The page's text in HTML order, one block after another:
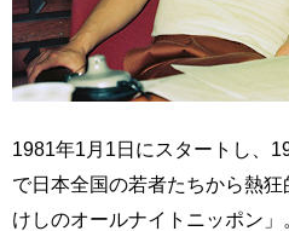
1981年1月1日にスタートし、
で日本全国の若者たちから熱
けしのオールナイトニッポン